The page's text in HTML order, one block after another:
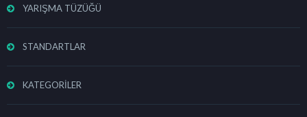
YARIŞMA TÜZÜĞÜ
STANDARTLAR
KATEGORİLER